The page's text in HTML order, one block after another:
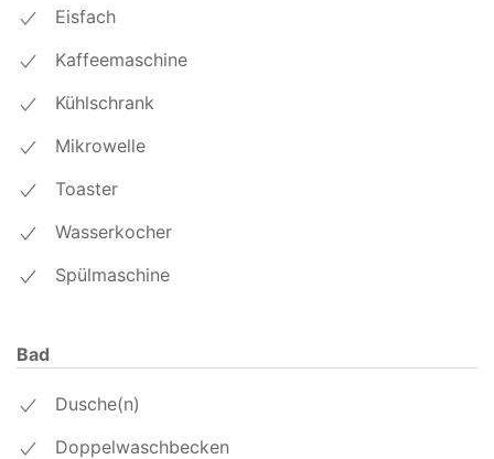
Eisfach
Kaffeemaschine
Kühlschrank
Mikrowelle
Toaster
Wasserkocher
Spülmaschine
Bad
Dusche(n)
Doppelwaschbecken